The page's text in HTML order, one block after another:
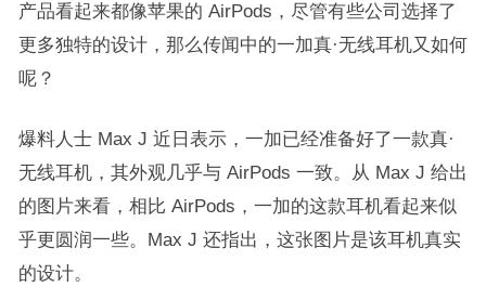
产品看起来都像苹果的 AirPods，尽管有些公司选择了
更多独特的设计，那么传闻中的一加真·无线耳机又如何
呢？
爆料人士 Max J 近日表示，一加已经准备好了一款真·
无线耳机，其外观几乎与 AirPods 一致。从 Max J 给出
的图片来看，相比 AirPods，一加的这款耳机看起来似
乎更圆润一些。Max J 还指出，这张图片是该耳机真实
的设计。